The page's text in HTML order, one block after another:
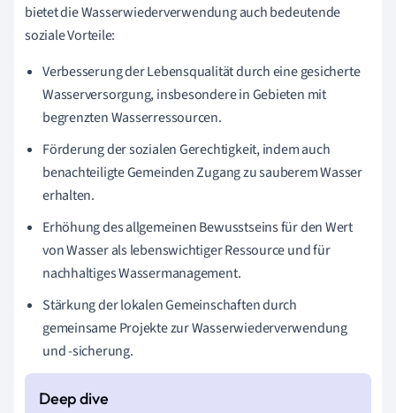
bietet die Wasserwiederverwendung auch bedeutende
soziale Vorteile:
Verbesserung der Lebensqualität durch eine gesicherte
Wasserversorgung, insbesondere in Gebieten mit
begrenzten Wasserressourcen.
Förderung der sozialen Gerechtigkeit, indem auch
benachteiligte Gemeinden Zugang zu sauberem Wasser
erhalten.
Erhöhung des allgemeinen Bewusstseins für den Wert
von Wasser als lebenswichtiger Ressource und für
nachhaltiges Wassermanagement.
Stärkung der lokalen Gemeinschaften durch
gemeinsame Projekte zur Wasserwiederverwendung
und -sicherung.